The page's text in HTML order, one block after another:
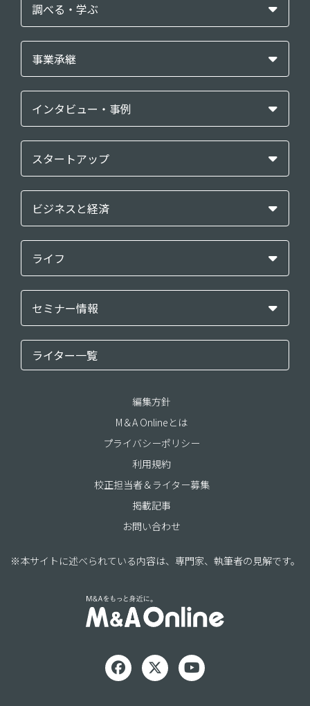
調べる・学ぶ
事業承継
インタビュー・事例
スタートアップ
ビジネスと経済
ライフ
セミナー情報
ライター一覧
編集方針
M＆A Onlineとは
プライバシーポリシー
利用規約
校正担当者＆ライター募集
掲載記事
お問い合わせ
※本サイトに述べられている内容は、専門家、執筆者の見解です。